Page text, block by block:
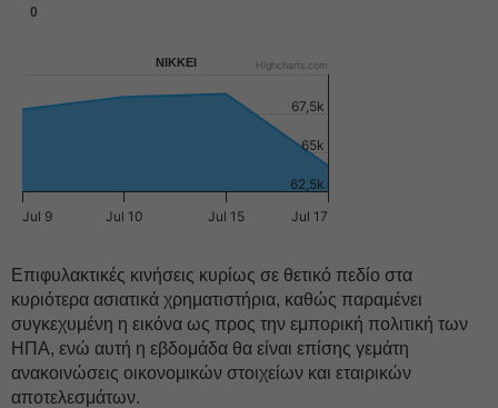
0
NIKKEI
Jul 9 Jul 10 Jul 15 Jul 17
62,5k
65k
67,5k
Highcharts.com
Επιφυλακτικές κινήσεις κυρίως σε θετικό πεδίο στα
κυριότερα ασιατικά χρηματιστήρια, καθώς παραμένει
συγκεχυμένη η εικόνα ως προς την εμπορική πολιτική των
ΗΠΑ, ενώ αυτή η εβδομάδα θα είναι επίσης γεμάτη
ανακοινώσεις οικονομικών στοιχείων και εταιρικών
αποτελεσμάτων.